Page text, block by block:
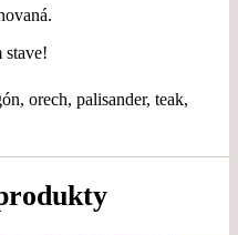
stave!
orech, palisander, teak,